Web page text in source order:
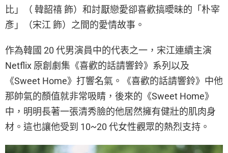
比」（ 韓韶禧 飾）和討厭戀愛卻喜歡搞曖昧的「朴宰
彥」（宋江 飾）之間的愛情故事。
作為韓國 20 代男演員中的代表之一，宋江連續主演
Netflix 原創劇集《喜歡的話請響鈴》系列以及
《Sweet Home》打響名氣。《喜歡的話請響鈴》中他
那帥氣的顏值就非常吸睛，後來的《Sweet Home》
中，明明長著一張清秀臉的他居然擁有健壯的肌肉身
材。這也讓他受到 10~20 代女性觀眾的熱烈支持。